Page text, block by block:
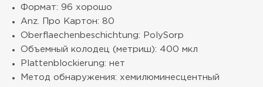
Формат: 96 хорошо
Anz. Про Картон: 80
Oberflaechenbeschichtung: PolySorp
Объемный колодец (метриш): 400 мкл
Plattenblockierung: нет
Метод обнаружения: хемилюминесцентный